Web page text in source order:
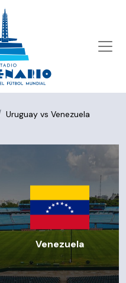
Uruguay vs Venezuela
Venezuela